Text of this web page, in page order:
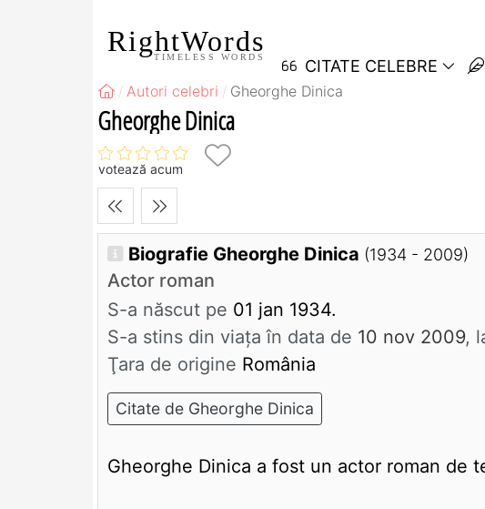
RightWords
TIMELESS WORDS CITATE CELEBRE
Autori celebri Gheorghe Dinica
Gheorghe Dinica
votează acum
Biografie Gheorghe Dinica (1934 - 2009)
Actor roman
S-a născut pe 01 jan 1934.
S-a stins din viaţa în data de 10 nov 2009,
Ţara de origine România
Citate de Gheorghe Dinica
Gheorghe Dinica a fost un actor roman de